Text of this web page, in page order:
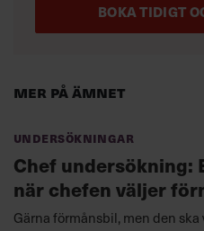
Mer på ämnet
Undersökningar
Chef undersökning:
när chefen väljer
Gärna förmånsbil, men den
BOKA TIDIGT